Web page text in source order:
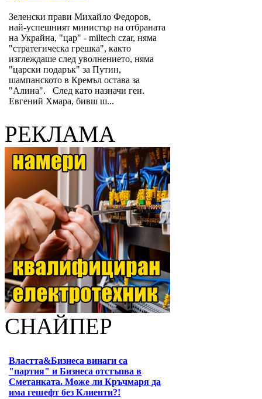
Зеленски прави Михайло Федоров,
най-успешният министър на отбраната
на Украйна, "цар" - miltech czar, няма
"стратегическа грешка", както
изглеждаше след уволнението, няма
"царски подарък" за Путин,
шампанското в Кремъл остава за
"Алина". След като назначи ген.
Евгений Хмара, бивш ш...
РЕКЛАМА
СНАЙПЕР
Властта&Бизнеса винаги са
"партия" и Бизнеса отстъпва в
Сметанката. Може ли Кръчмаря да
има гешефт без Клиенти?!